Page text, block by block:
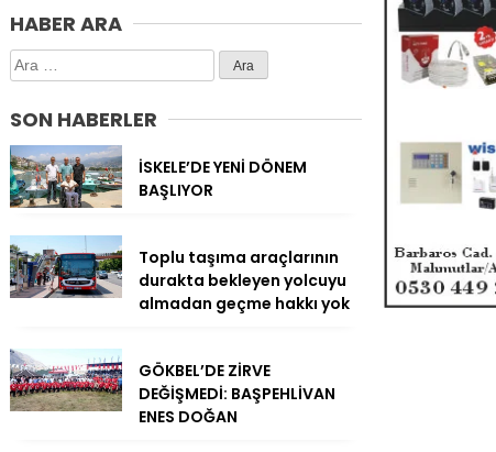
HABER ARA
Arama:
SON HABERLER
İSKELE’DE YENİ DÖNEM
BAŞLIYOR
Toplu taşıma araçlarının
durakta bekleyen yolcuyu
almadan geçme hakkı yok
GÖKBEL’DE ZİRVE
DEĞİŞMEDİ: BAŞPEHLİVAN
ENES DOĞAN